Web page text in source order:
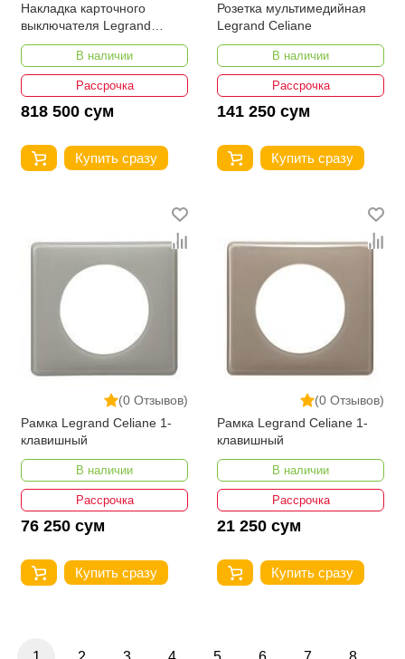
Накладка карточного
выключателя Legrand
Celiane
В наличии
Рассрочка
818 500 сум
Купить сразу
Розетка мультимедийная
Legrand Celiane
В наличии
Рассрочка
141 250 сум
Купить сразу
(0 Отзывов)
Рамка Legrand Celiane 1-
клавишный
В наличии
Рассрочка
76 250 сум
Купить сразу
(0 Отзывов)
Рамка Legrand Celiane 1-
клавишный
В наличии
Рассрочка
21 250 сум
Купить сразу